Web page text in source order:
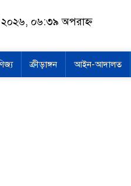
০৬:৩৯ অপরাহ্ন
ক্রীড়াঙ্গন আইন-আদালত